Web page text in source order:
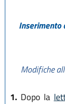
Inserimento
Modifiche
1. Dopo la